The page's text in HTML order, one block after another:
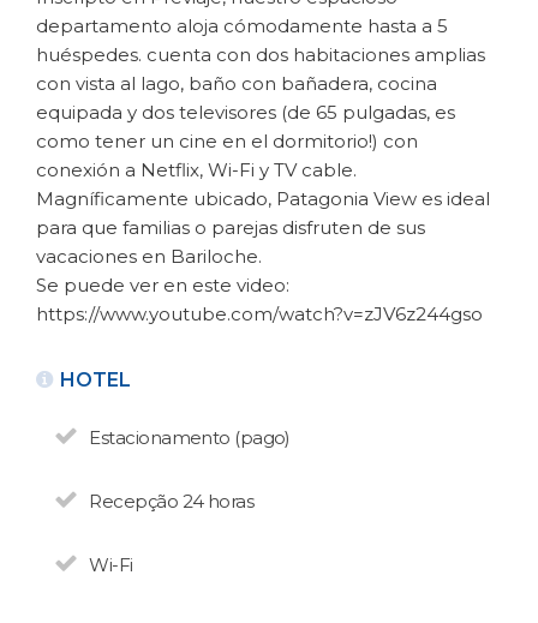
VOLTAR
Patagonia View
N° de disposición:113910616
departamento aloja cómodamente hasta a 5
huéspedes. cuenta con dos habitaciones amplias
con vista al lago, baño con bañadera, cocina
equipada y dos televisores (de 65 pulgadas, es
como tener un cine en el dormitorio!) con
conexión a Netflix, Wi-Fi y TV cable.
Magníficamente ubicado, Patagonia View es ideal
para que familias o parejas disfruten de sus
vacaciones en Bariloche.
Se puede ver en este video:
https://www.youtube.com/watch?v=zJV6z244gso
HOTEL
Estacionamento (pago)
Recepção 24 horas
Wi-Fi